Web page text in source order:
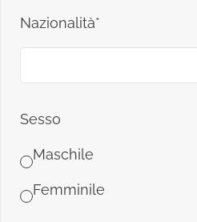
Nazionalità*
Sesso
Maschile
Femminile